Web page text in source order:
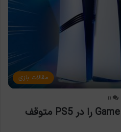
مقالات بازی
0
چگونه قابلیت Game Sharing را در PS5 متوقف